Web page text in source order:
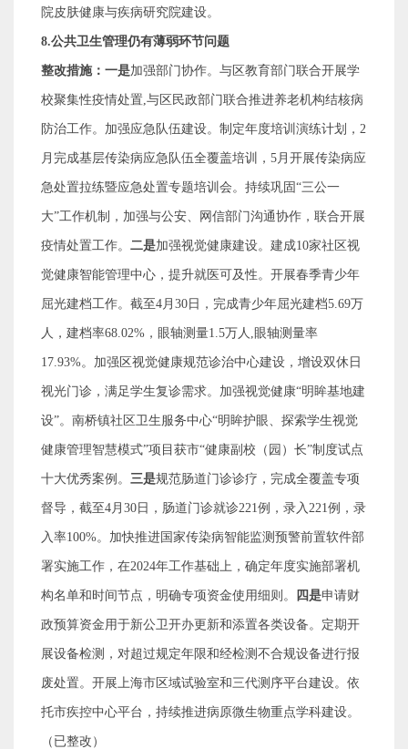
院皮肤健康与疾病研究院建设。
8.公共卫生管理仍有薄弱环节问题
整改措施：一是加强部门协作。与区教育部门联合开展学
校聚集性疫情处置,与区民政部门联合推进养老机构结核病
防治工作。加强应急队伍建设。制定年度培训演练计划， 2
月完成基层传染病应急队伍全覆盖培训， 5月开展传染病应
急处置拉练暨应急处置专题培训会。持续巩固 “三公一
大”工作机制，加强与公安、网信部门沟通协作，联合开展
疫情处置工作。 二是加强视觉健康建设。建成10家社区视
觉健康智能管理中心，提升就医可及性。开展春季青少年
屈光建档工作。截至4月 30 日，完成青少年屈光建档5.69万
人，建档率68.02% ，眼轴测量1.5万人 , 眼轴测量率
17.93%。加强区视觉健康规范诊治中心建设，增设双休日
视光门诊，满足学生复诊需求。加强视觉健康“明眸基地建
设”。南桥镇社区卫生服务中心“明眸护眼、探索学生视觉
健康管理智慧模式”项目获市“健康副校（园）长”制度试点
十大优秀案例。 三是规范肠道门诊诊疗，完成全覆盖专项
督导，截至4月 30 日，肠道门诊就诊221例，录入221例，录
入率100%。加快推进国家传染病智能监测预警前置软件部
署实施工作，在2024年工作基础上，确定年度实施部署机
构名单和时间节点，明确专项资金使用细则。 四是申请财
政预算资金用于新公卫开办更新和添置各类设备。定期开
展设备检测，对超过规定年限和经检测不合规设备进行报
废处置。开展上海市区域试验室和三代测序平台建设。依
托市疾控中心平台，持续推进病原微生物重点学科建设。
（ 已整改 ）